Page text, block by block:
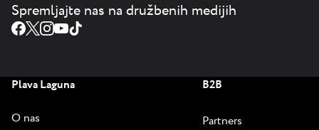
Spremljajte nas na družbenih medijih
Plava Laguna
O nas
B2B
Partners